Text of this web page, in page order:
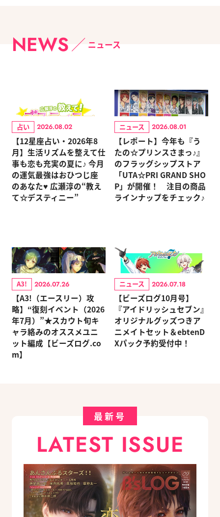
NEWS ニュース
占い 2026.08.02
【12星座占い・2026年8
月】生活リズムを整えて仕
事も恋も充実の夏に♪ 今月
の運気最強はおひつじ座
のあなた♥ 広瀬淳の“教え
て☆デスティニー”
ニュース 2026.08.01
【レポート】今年も『う
たの☆プリンスさまっ♪』
のフラッグシップストア
「UTA☆PRI GRAND SHO
P」が開催！ 注目の商品
ラインナップをチェック♪
A3! 2026.07.26
【A3!（エースリー）攻
略】“復刻イベント（2026
年7月）”★スカウト旬キ
ャラ絡みのオススメユニ
ット編成【ビーズログ.co
m】
ニュース 2026.07.18
【ビーズログ10月号】
『アイドリッシュセブン』
オリジナルグッズつきア
ニメイトセット＆ebtenD
Xパック予約受付中！
最新号
LATEST ISSUE